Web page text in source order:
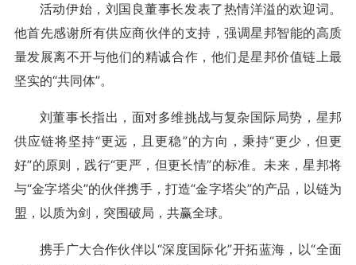
活动伊始，刘国良董事长发表了热情洋溢的欢迎词。
他首先感谢所有供应商伙伴的支持，强调星邦智能的高质
量发展离不开与他们的精诚合作，他们是星邦价值链上最
坚实的“共同体”。
刘董事长指出，面对多维挑战与复杂国际局势，星邦
供应链将坚持“更远，且更稳”的方向，秉持“更少，但更
好”的原则，践行“更严，但更长情”的标准。未来，星邦将
与“金字塔尖”的伙伴携手，打造“金字塔尖”的产品，以链为
盟，以质为剑，突围破局，共赢全球。
携手广大合作伙伴以“深度国际化”开拓蓝海，以“全面